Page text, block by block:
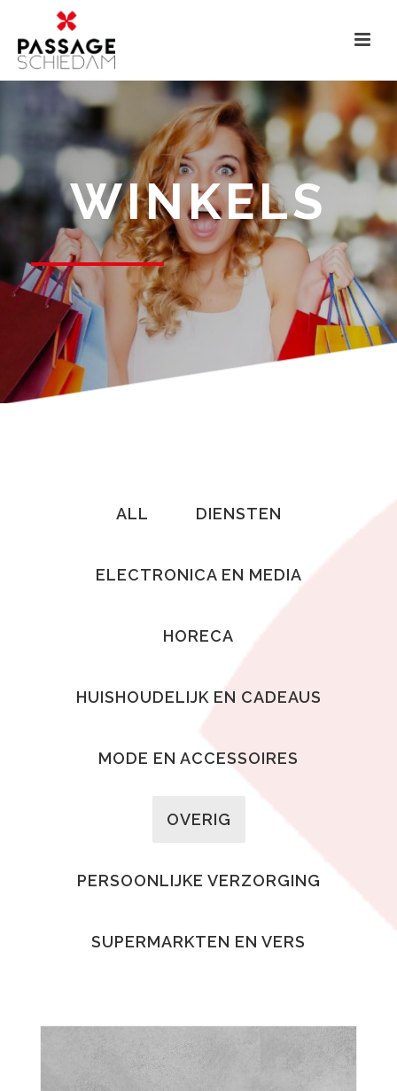
WINKELS
ALL DIENSTEN
ELECTRONICA EN MEDIA
HORECA
HUISHOUDELIJK EN CADEAUS
MODE EN ACCESSOIRES
OVERIG
PERSOONLIJKE VERZORGING
SUPERMARKTEN EN VERS